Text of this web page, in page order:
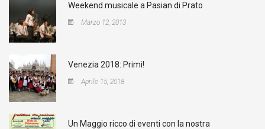
Weekend musicale a Pasian di Prato
Marzo 12, 2013
Venezia 2018: Primi!
Aprile 15, 2018
Un Maggio ricco di eventi con la nostra